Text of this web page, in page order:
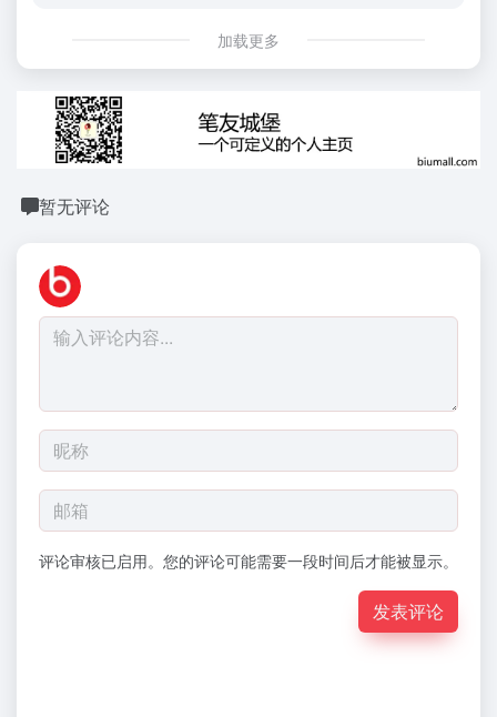
加载更多
暂无评论
评论审核已启用。您的评论可能需要一段时间后才能被显示。
发表评论